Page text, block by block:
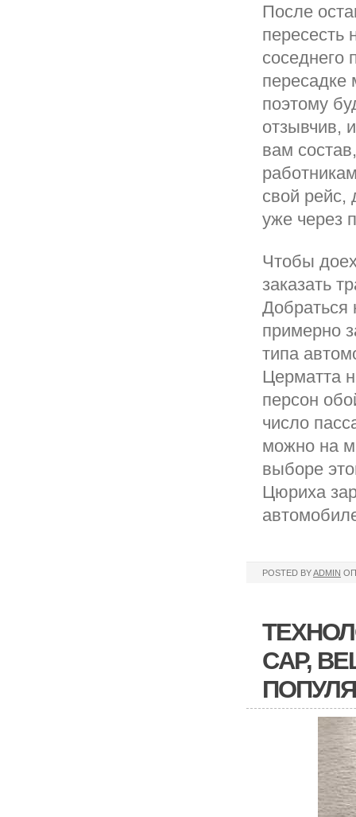
После
пересесть
соседнего
пересадке
поэтому
отзывчив,
вам
свой рейс,
уже через
Чтобы
заказать
Добраться
примерно
типа
Церматта
персон
число
можно на
выборе
Цюриха
POSTED BYADMIN
CAP,